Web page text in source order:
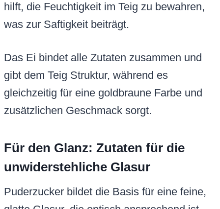
hilft, die Feuchtigkeit im Teig zu bewahren,
was zur Saftigkeit beiträgt.
Das Ei bindet alle Zutaten zusammen und
gibt dem Teig Struktur, während es
gleichzeitig für eine goldbraune Farbe und
zusätzlichen Geschmack sorgt.
Für den Glanz: Zutaten für die
unwiderstehliche Glasur
Puderzucker bildet die Basis für eine feine,